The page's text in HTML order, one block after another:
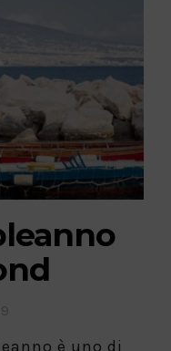
è uno di